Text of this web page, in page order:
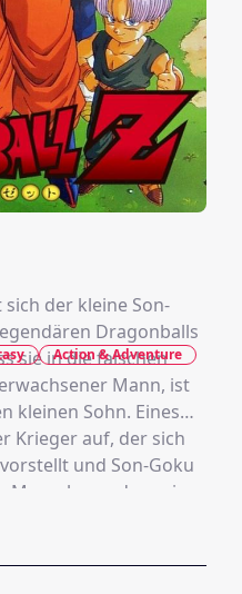
der kleine Son-
Dragonballs
sie in die falschen
Mann, ist
kleinen Sohn. Eines
Krieger auf, der sich
und Son-Goku
Mensch, sondern ein
Unfall habe er jedoch
es an der Zeit, den
Action & Adventure